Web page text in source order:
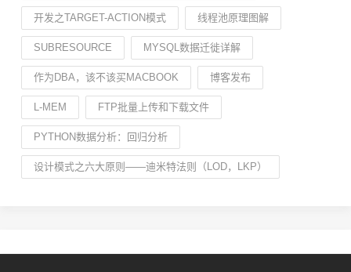
开发之TARGET-ACTION模式 线程池原理图解
SUBRESOURCE MYSQL数据迁徙详解
作为DBA，该不该买MACBOOK 博客发布
L-MEM FTP批量上传和下载文件
PYTHON数据分析：回归分析
设计模式之六大原则——迪米特法则（LOD，LKP）